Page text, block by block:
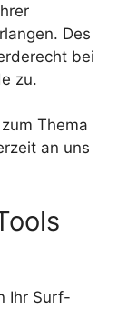
Des
bei
zu.
Thema
an uns
Ihr Surf-